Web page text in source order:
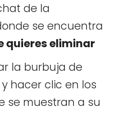
de la
se encuentra
quieres eliminar
la burbuja de
hacer clic en los
se muestran a su